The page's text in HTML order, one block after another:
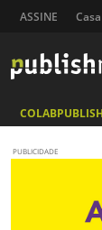
ASSINE
PUBLICIDADE